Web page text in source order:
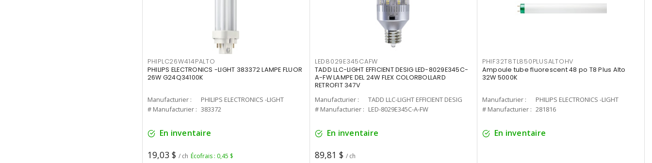
PHIPLC26W414PALTO
PHILIPS ELECTRONICS -LIGHT 383372 LAMPE FLUOR
26W G24Q34100K
Manufacturier :
PHILIPS ELECTRONICS -LIGHT
# Manufacturier : 383372
En inventaire
19,03 $ / ch Écofrais : 0,45 $
LED8029E345CAFW
TADD LLC-LIGHT EFFICIENT DESIG LED-8029E345C-
A-FW LAMPE DEL 24W FLEX COLORBOLLARD
RETROFIT 347V
Manufacturier :
TADD LLC-LIGHT EFFICIENT DESIG
# Manufacturier : LED-8029E345C-A-FW
En inventaire
89,81 $ / ch
PHIF32T8TL850PLUSALTOHV
Ampoule tube fluorescent 48 po T8 Plus Alto
32W 5000K
Manufacturier :
PHILIPS ELECTRONICS -LIGHT
# Manufacturier : 281816
En inventaire